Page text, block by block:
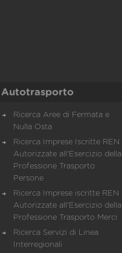
Autotrasporto
Ricerca Aree di Fermata e
Nulla Osta
Ricerca Imprese Iscritte REN
Autorizzate all'Esercizio della
Professione Trasporto
Persone
Ricerca Imprese iscritte REN
Autorizzate all'Esercizio della
Professione Trasporto Merci
Ricerca Servizi di Linea
Interregionali